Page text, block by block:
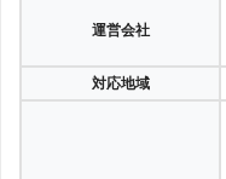
運営会社
対応地域